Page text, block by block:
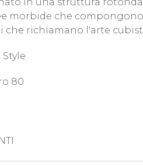
in una struttura
morbide che
che richiamano l'arte
80